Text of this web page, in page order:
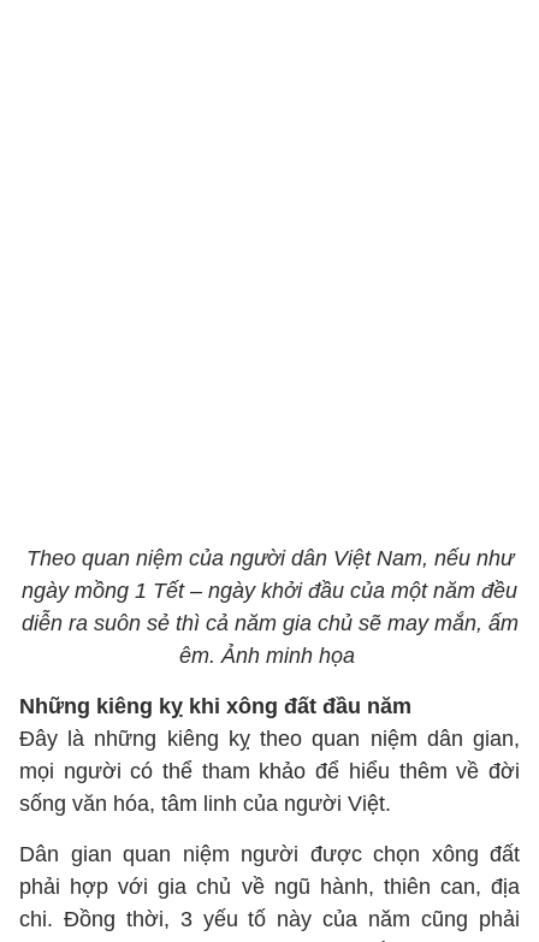
Theo quan niệm của người dân Việt Nam, nếu như
ngày mồng 1 Tết – ngày khởi đầu của một năm đều
diễn ra suôn sẻ thì cả năm gia chủ sẽ may mắn, ấm
êm. Ảnh minh họa
Những kiêng kỵ khi xông đất đầu năm
Đây là những kiêng kỵ theo quan niệm dân gian,
mọi người có thể tham khảo để hiểu thêm về đời
sống văn hóa, tâm linh của người Việt.
Dân gian quan niệm người được chọn xông đất
phải hợp với gia chủ về ngũ hành, thiên can, địa
chi. Đồng thời, 3 yếu tố này của năm cũng phải